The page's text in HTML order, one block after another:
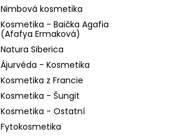
Nimbová kosmetika
Kosmetika - Baička Agafia
(Afafya Ermaková)
Natura Siberica
Ájurvéda - Kosmetika
Kosmetika z Francie
Kosmetika - Šungit
Kosmetika - Ostatní
Fytokosmetika